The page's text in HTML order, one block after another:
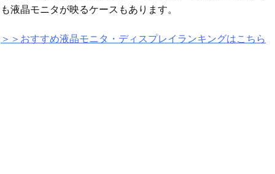
も液晶モニタが映るケースもあります。
＞＞おすすめ液晶モニタ・ディスプレイランキングはこちら